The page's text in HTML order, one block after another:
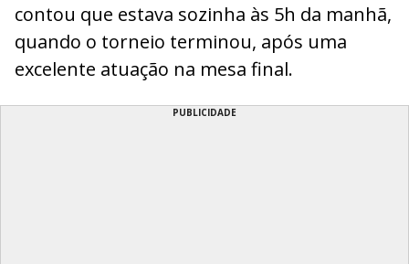
contou que estava sozinha às 5h da manhã,
quando o torneio terminou, após uma
excelente atuação na mesa final.
PUBLICIDADE